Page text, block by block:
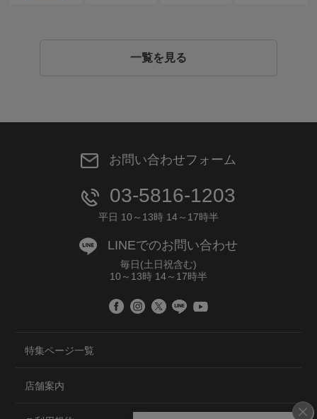
一覧を見る
お問い合わせフォーム
03-5816-1203
平日 10～13時 14～17時半
LINEでのお問い合わせ
毎日(土日祝含む)
10～13時 14～17時半
特集ページ一覧
店舗案内